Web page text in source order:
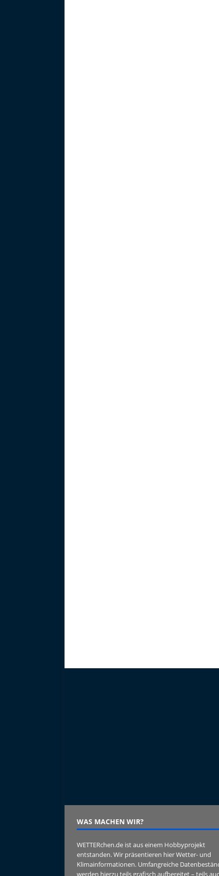
WAS MACHEN WIR?
WETTERchen.de ist aus einem Hobbyprojekt
entstanden. Wir präsentieren hier Wetter- und
Klimainformationen. Umfangreiche
werden hierzu teils grafisch aufbereitet – teils